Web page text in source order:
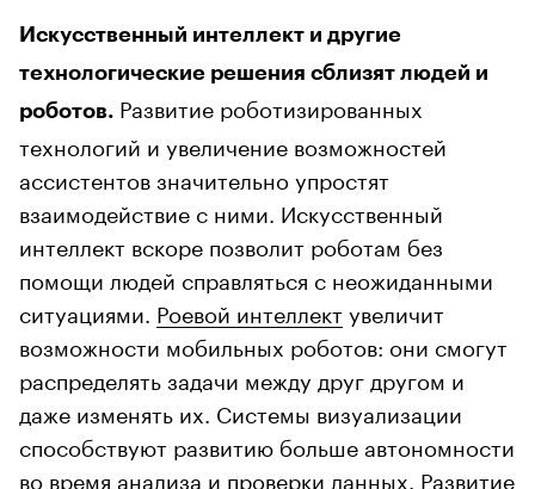
Искусственный интеллект и другие
технологические решения сблизят людей и
роботов. Развитие роботизированных
технологий и увеличение возможностей
ассистентов значительно упростят
взаимодействие с ними. Искусственный
интеллект вскоре позволит роботам без
помощи людей справляться с неожиданными
ситуациями. Роевой интеллектувеличит
возможности мобильных роботов: они смогут
распределять задачи между друг другом и
даже изменять их. Системы визуализации
способствуют развитию больше автономности
во время анализа и проверки данных. Развитие